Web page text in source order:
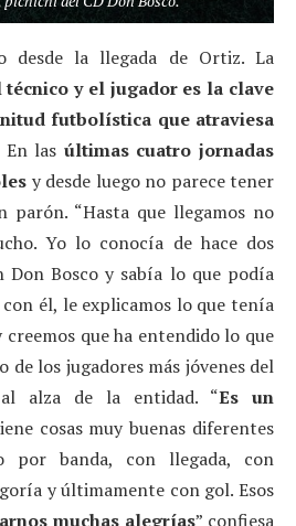
desde la llegada de Ortiz. La
y el jugador es la clave
futbolística que atraviesa
En las últimas cuatro jornadas
y desde luego no parece tener
parón. “Hasta que llegamos no
Yo lo conocía de hace dos
Don Bosco y sabía lo que podía
con él, le explicamos lo que tenía
creemos que ha entendido lo que
de los jugadores más jóvenes del
alza de la entidad. “Es un
cosas muy buenas diferentes
por banda, con llegada, con
y últimamente con gol. Esos
muchas alegrías” confiesa